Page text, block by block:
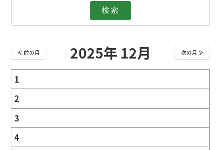
≪ 前の月 2025年 12月 次の月 ≫
1
2
3
4